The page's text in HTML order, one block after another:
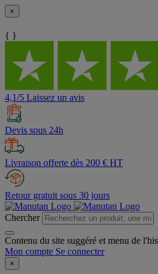
×
{ }
4,1/5 Laissez un avis
Devis sous 24h
Livraison offerte dès 200 € HT
Retour gratuit sous 30 jours
Chercher
Contenu du site suggéré et menu de
Mon compte Se connecter
×